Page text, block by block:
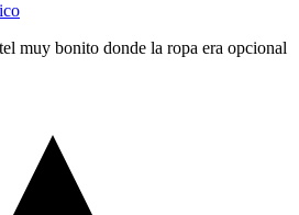
muy bonito donde la ropa era opcional